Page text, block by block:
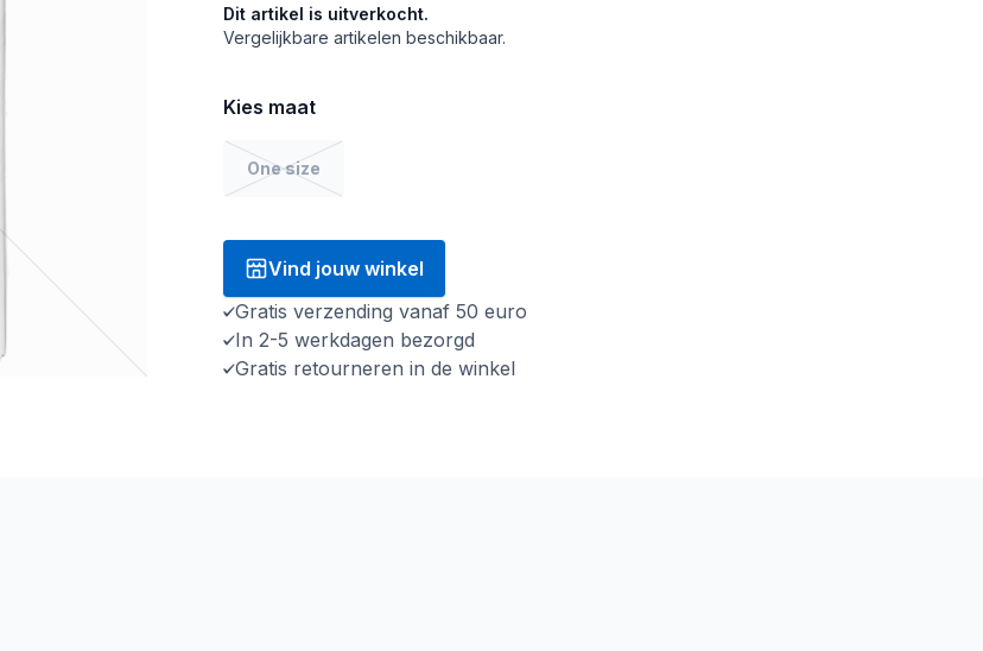
Dit artikel is uitverkocht.
Vergelijkbare artikelen beschikbaar.
Kies maat
One size
Vind jouw winkel
Gratis verzending vanaf 50 euro
In 2-5 werkdagen bezorgd
Gratis retourneren in de winkel